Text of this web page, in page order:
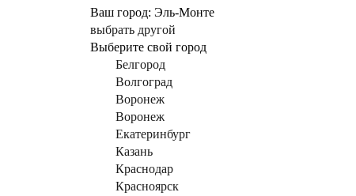
Ваш город: Эль-Монте
выбрать другой
Выберите свой город
Белгород
Волгоград
Воронеж
Воронеж
Екатеринбург
Казань
Краснодар
Красноярск